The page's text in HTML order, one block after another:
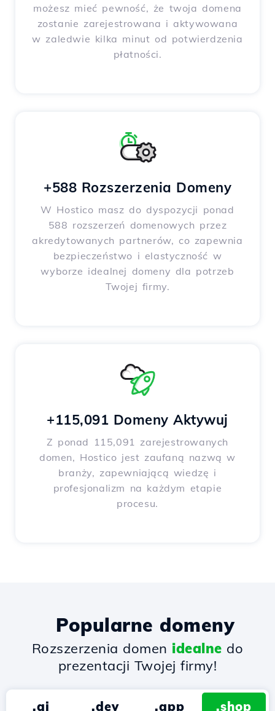
możesz mieć pewność, że twoja domena
zostanie zarejestrowana i aktywowana
w zaledwie kilka minut od potwierdzenia
płatności.
+588 Rozszerzenia Domeny
W Hostico masz do dyspozycji ponad
588 rozszerzeń domenowych przez
akredytowanych partnerów, co zapewnia
bezpieczeństwo i elastyczność w
wyborze idealnej domeny dla potrzeb
Twojej firmy.
+115,091 Domeny Aktywuj
Z ponad 115,091 zarejestrowanych
domen, Hostico jest zaufaną nazwą w
branży, zapewniającą wiedzę i
profesjonalizm na każdym etapie
procesu.
Popularne domeny
Rozszerzenia domen idealne do
prezentacji Twojej firmy!
.ai .dev .app .shop